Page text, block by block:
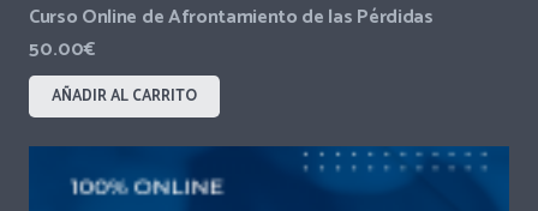
Curso Online de Afrontamiento de las Pérdidas
50.00€
AÑADIR AL CARRITO